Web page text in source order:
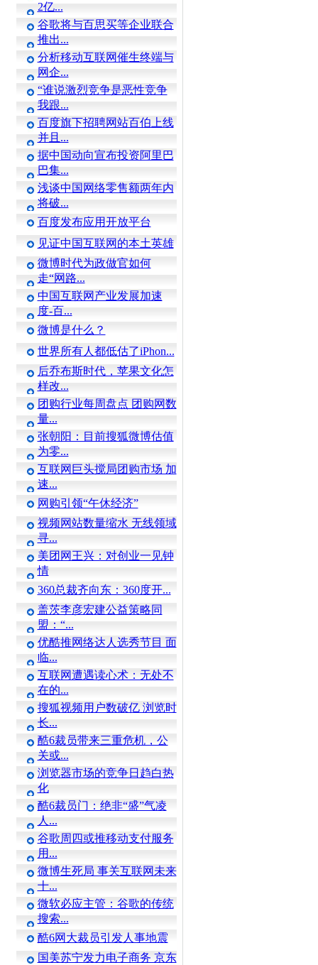
2亿...
谷歌将与百思买等企业联合
推出...
分析移动互联网催生终端与
网企...
“谁说激烈竞争是恶性竞争
我跟...
百度旗下招聘网站百伯上线
并且...
据中国动向宣布投资阿里巴
巴集...
浅谈中国网络零售额两年内
将破...
百度发布应用开放平台
见证中国互联网的本土英雄
微博时代为政做官如何
走“网路...
中国互联网产业发展加速
度-百...
微博是什么？
世界所有人都低估了iPhon...
后乔布斯时代，苹果文化怎
样改...
团购行业每周盘点 团购网数
量...
张朝阳：目前搜狐微博估值
为零...
互联网巨头搅局团购市场 加
速...
网购引领“午休经济”
视频网站数量缩水 无线领域
寻...
美团网王兴：对创业一见钟
情
360总裁齐向东：360度开...
盖茨李彦宏建公益策略同
盟：“...
优酷推网络达人选秀节目 面
临...
互联网遭遇读心术：无处不
在的...
搜狐视频用户数破亿 浏览时
长...
酷6裁员带来三重危机，公
关或...
浏览器市场的竞争日趋白热
化
酷6裁员门：绝非“盛”气凌
人...
谷歌周四或推移动支付服务
用...
微博生死局 事关互联网未来
十...
微软必应主管：谷歌的传统
搜索...
酷6网大裁员引发人事地震
国美苏宁发力电子商务 京东